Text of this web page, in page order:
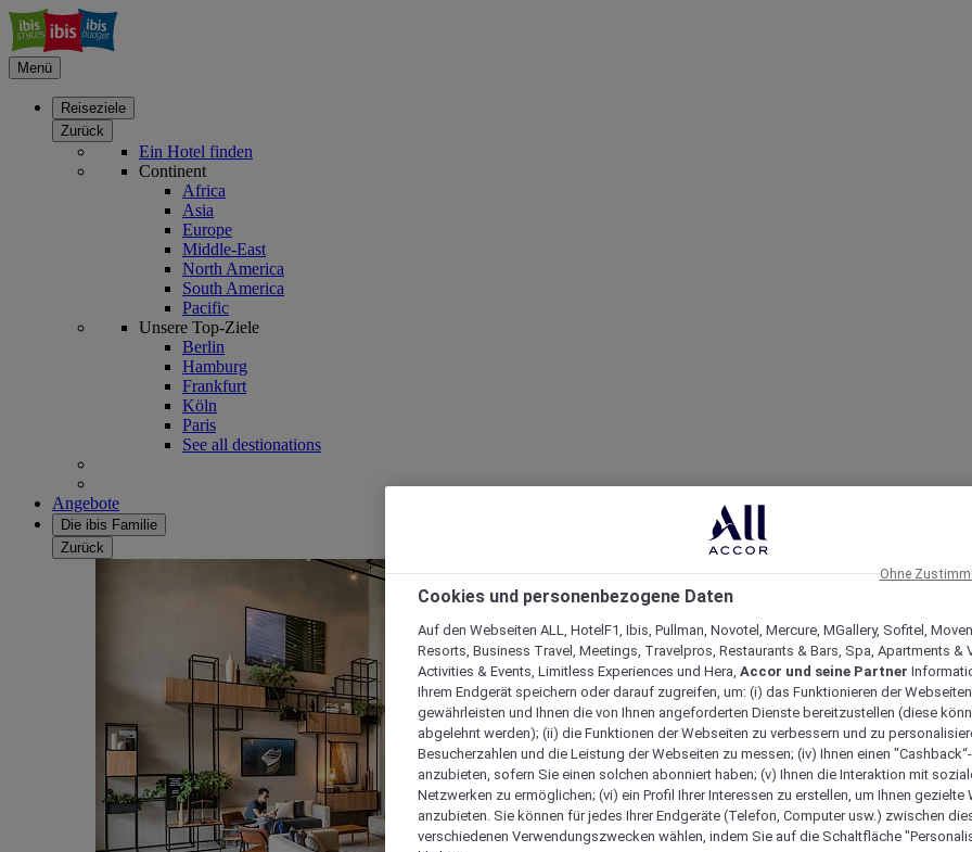
Menü
Reiseziele
Zurück
Ein Hotel finden
Continent
Africa
Asia
Europe
Middle-East
North America
South America
Pacific
Unsere Top-Ziele
Berlin
Hamburg
Frankfurt
Köln
Paris
See all destionations
Angebote
Die ibis Familie
Zurück
Cookies und personenbezogene Daten
Auf den Webseiten ALL, HotelF1, Ibis, Pullman, Novotel, Mercure, MGallery, Sofitel,
Resorts, Business Travel, Meetings, Travelpros, Restaurants & Bars, Spa, Apartments &
Activities & Events, Limitless Experiences und Hera, Accor und seine Partner
Ihrem Endgerät speichern oder darauf zugreifen, um: (i) das Funktionieren der
gewährleisten und Ihnen die von Ihnen angeforderten Dienste bereitzustellen (diese
abgelehnt werden); (ii) die Funktionen der Webseiten zu verbessern und zu
Besucherzahlen und die Leistung der Webseiten zu messen; (iv) Ihnen einen
anzubieten, sofern Sie einen solchen abonniert haben; (v) Ihnen die Interaktion mit
Netzwerken zu ermöglichen; (vi) ein Profil Ihrer Interessen zu erstellen, um Ihnen gezielte
anzubieten. Sie können für jedes Ihrer Endgeräte (Telefon, Computer usw.) zwischen
verschiedenen Verwendungszwecken wählen, indem Sie auf die Schaltfläche
Ohne